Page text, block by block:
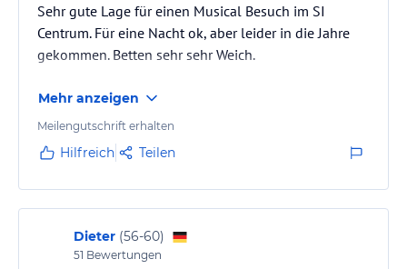
Sehr gute Lage für einen Musical Besuch im SI
Centrum. Für eine Nacht ok, aber leider in die Jahre
gekommen. Betten sehr sehr Weich.
Mehr anzeigen
Meilengutschrift erhalten
Hilfreich Teilen
Dieter (56-60)
51 Bewertungen